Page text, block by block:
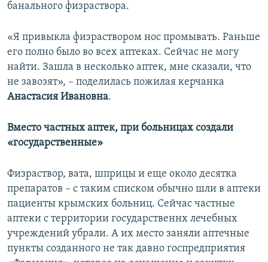
банального физраствора.
«Я привыкла физраствором нос промывать. Раньше
его полно было во всех аптеках. Сейчас не могу
найти. Зашла в несколько аптек, мне сказали, что
не завозят», – поделилась пожилая керчанка
Анастасия Ивановна.
Вместо частных аптек, при больницах создали
«государственные»
Физраствор, вата, шприцы и еще около десятка
препаратов – с таким списком обычно шли в аптеки
пациенты крымских больниц. Сейчас частные
аптеки с территории государственнх лечебных
учреждений убрали. А их место заняли аптечные
пункты созданного не так давно госпредприятия